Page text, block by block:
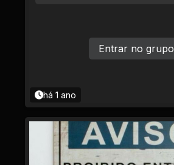
há 1 ano
Entrar no grupo